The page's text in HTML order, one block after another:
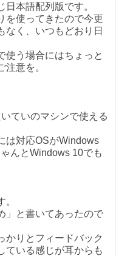
本語配列版です。
を使ってきたので今更
なく、いつもどおり日
使う場合にはちょっと
意を。
ていのマシンで使える
は対応OSがWindows
んとWindows 10でも
」と書いてあったので
かりとフィードバック
ている感じが耳からも